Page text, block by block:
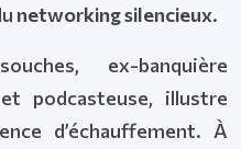
networking silencieux.
ex-banquière
podcasteuse, illustre
d’échauffement. À